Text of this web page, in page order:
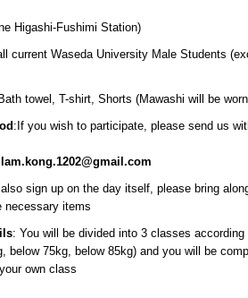
Higashi-Fushimi Station)
current Waseda University Male Students
towel, T-shirt, Shorts (Mawashi will be
:If you wish to participate, please send us
lam.kong.1202@gmail.com
sign up on the day itself, please bring
necessary items
: You will be divided into 3 classes according
below 75kg, below 85kg) and you will be
own class